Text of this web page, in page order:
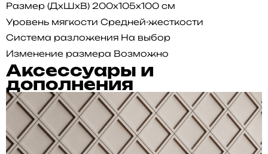
Размер (ДхШхВ) 200x105x100 см
Уровень мягкости Средней-жесткости
Система разложения На выбор
Изменение размера Возможно
Аксессуары и
дополнения